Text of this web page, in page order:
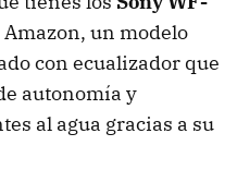
Amazon, un modelo
con ecualizador que
autonomía y
al agua gracias a su